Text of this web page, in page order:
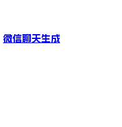
微信聊天生成